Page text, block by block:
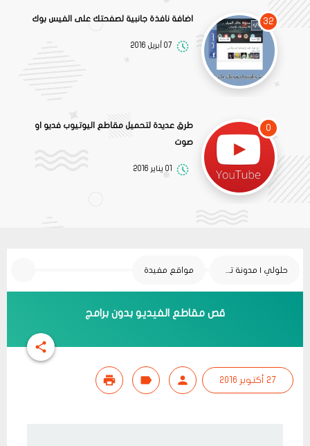
32 اضافة نافذة جانبية لصفحتك على الفيس بوك
07 أبريل 2016
0
طرق عديدة لتحميل مقاطع اليوتيوب فديو او
صوت
01 يناير 2016
حلولي | مدونة تقنية مواقع مفيدة
قص مقاطع الفيديو بدون برامج
27 أكتوبر 2016